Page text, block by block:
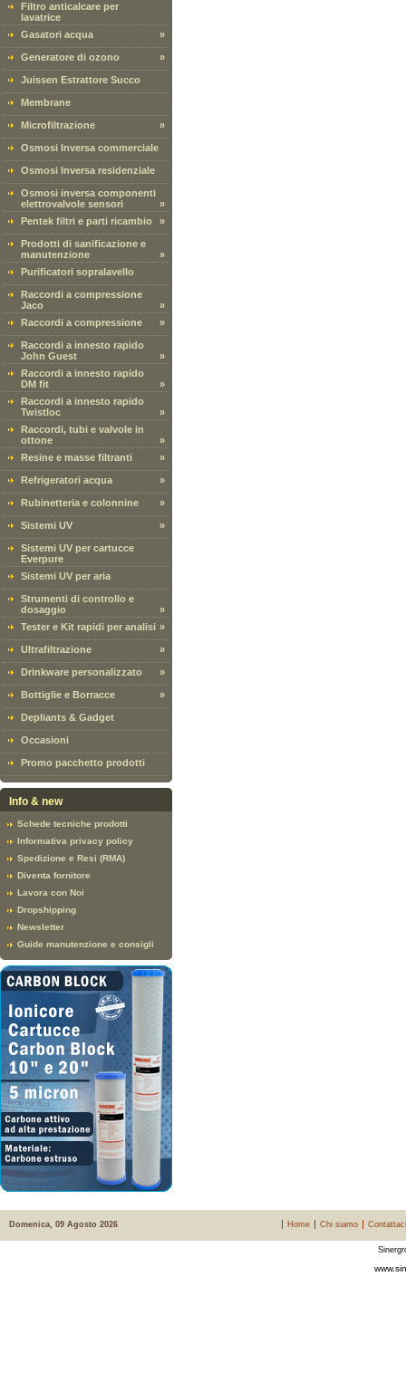
Filtro anticalcare per
lavatrice
Gasatori acqua
»
Generatore di ozono »
Juissen Estrattore Succo
Membrane
Microfiltrazione »
Osmosi Inversa commerciale
Osmosi Inversa residenziale
Osmosi inversa componenti
elettrovalvole sensori
»
Pentek filtri e parti ricambio
»
Prodotti di sanificazione e
manutenzione
»
Purificatori sopralavello
Raccordi a compressione
Jaco
»
Raccordi a compressione
»
Raccordi a innesto rapido
John Guest
»
Raccordi a innesto rapido
DM fit
»
Raccordi a innesto rapido
Twistloc
»
Raccordi, tubi e valvole in
ottone
»
Resine e masse filtranti
»
Refrigeratori acqua »
Rubinetteria e colonnine »
Sistemi UV »
Sistemi UV per cartucce
Everpure
Sistemi UV per aria
Strumenti di controllo e
dosaggio
»
Tester e Kit rapidi per analisi »
Ultrafiltrazione »
Drinkware personalizzato »
Bottiglie e Borracce »
Depliants & Gadget
Occasioni
Promo pacchetto prodotti
Info & new
Schede tecniche prodotti
Informativa privacy policy
Spedizione e Resi (RMA)
Diventa fornitore
Lavora con Noi
Dropshipping
Newsletter
Guide manutenzione e consigli
Domenica, 09 Agosto 2026 Home Chi siamo Contattaci